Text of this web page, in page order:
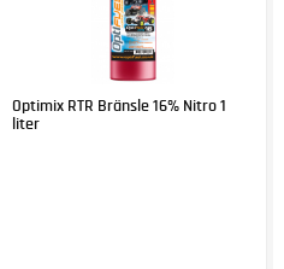
Optimix RTR Bränsle 16% Nitro 1
liter